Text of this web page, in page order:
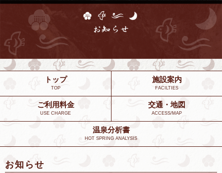
トップ
TOP
施設案内
FACILTIES
ご利用料金
USE CHARGE
交通・地図
ACCESS/MAP
温泉分析書
HOT SPRING ANALYSIS
お知らせ